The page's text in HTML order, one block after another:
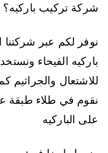
شركة تركيب باركيه؟
نوفر لكم عبر
باركيه الفيحاء
للاشتعال والجراثيم
نقوم في طلاء طبقة
على الباركيه